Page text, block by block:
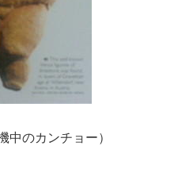
中のカンチョー）